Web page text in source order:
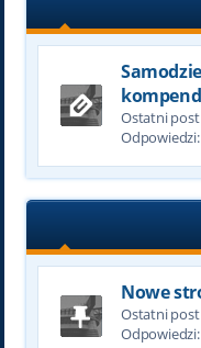
Ostatni
Odpowiedzi:
Nowe
Ostatni
Odpowiedzi: